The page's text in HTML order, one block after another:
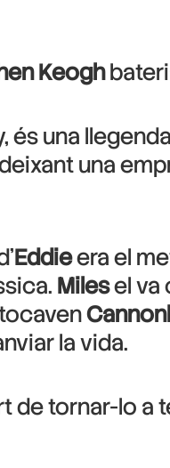
Keogh
una
una
Eddieera el
Milesel va
la vida.
de tornar-lo a